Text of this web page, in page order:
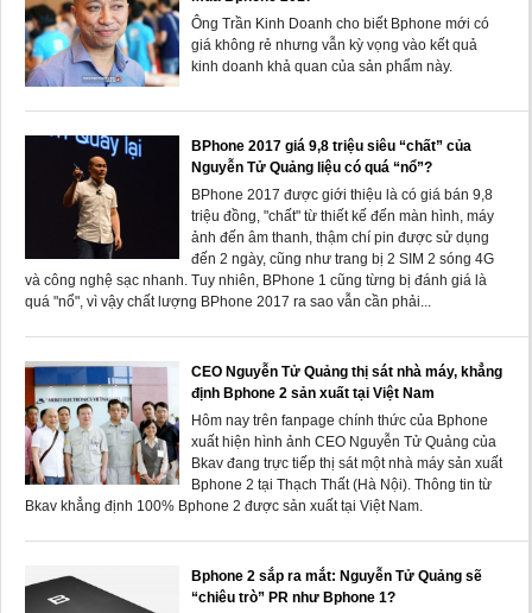
Ông Trần Kinh Doanh cho biết Bphone mới có
giá không rẻ nhưng vẫn kỳ vọng vào kết quả
kinh doanh khả quan của sản phẩm này.
BPhone 2017 giá 9,8 triệu siêu “chất” của
Nguyễn Tử Quảng liệu có quá “nổ”?
BPhone 2017 được giới thiệu là có giá bán 9,8
triệu đồng, "chất" từ thiết kế đến màn hình, máy
ảnh đến âm thanh, thậm chí pin được sử dụng
đến 2 ngày, cũng như trang bị 2 SIM 2 sóng 4G
và công nghệ sạc nhanh. Tuy nhiên, BPhone 1 cũng từng bị đánh giá là
quá "nổ", vì vậy chất lượng BPhone 2017 ra sao vẫn cần phải...
CEO Nguyễn Tử Quảng thị sát nhà máy, khẳng
định Bphone 2 sản xuất tại Việt Nam
Hôm nay trên fanpage chính thức của Bphone
xuất hiện hình ảnh CEO Nguyễn Tử Quảng của
Bkav đang trực tiếp thị sát một nhà máy sản xuất
Bphone 2 tại Thạch Thất (Hà Nội). Thông tin từ
Bkav khẳng định 100% Bphone 2 được sản xuất tại Việt Nam.
Bphone 2 sắp ra mắt: Nguyễn Tử Quảng sẽ
“chiêu trò” PR như Bphone 1?